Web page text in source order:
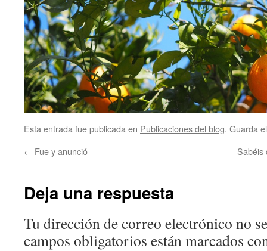
Esta entrada fue publicada en Publicaciones del blog. Guarda
← Fue y anunció Sabéis
Deja una respuesta
Tu dirección de correo electrónico no
campos obligatorios están marcados